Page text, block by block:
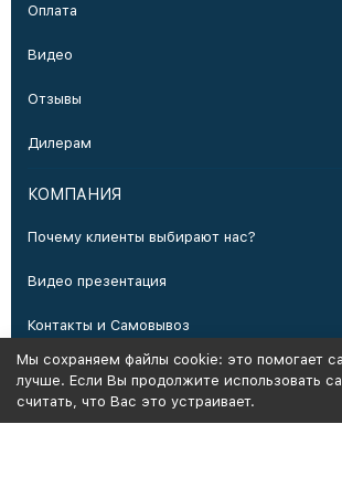
Оплата
Видео
Отзывы
Дилерам
КОМПАНИЯ
Почему клиенты выбирают нас?
Видео презентация
Контакты и Самовывоз
Производство
Мы сохраняем файлы cookie: это помогает
лучше. Если Вы продолжите использовать
считать, что Вас это устраивает.